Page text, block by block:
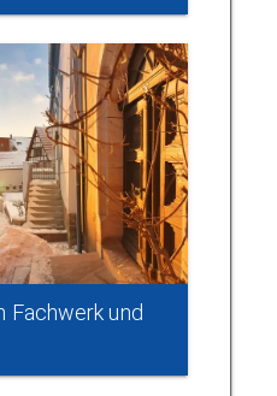
Fachwerk und